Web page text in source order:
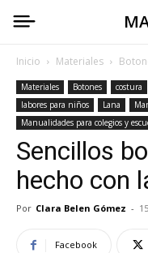
Inicio Materiales
Materiales Botones costura
labores para niños
Lana
Manualidades para colegios y
Sencillos
hecho con
Por Clara Belen Gómez -
Facebook